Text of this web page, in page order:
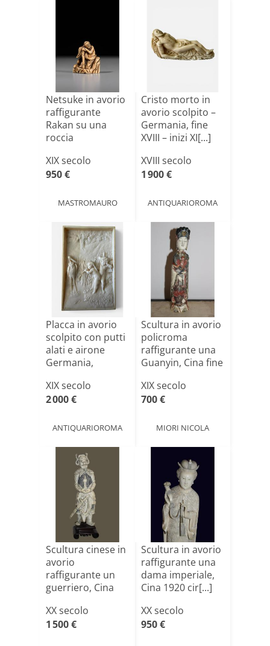
Netsuke in avorio
raffigurante
Rakan su una
roccia
XIX secolo
950 €
MASTROMAURO
Cristo morto in
avorio scolpito –
Germania, fine
XVIII – inizi XI[...]
XVIII secolo
1 900 €
ANTIQUARIOROMA
Placca in avorio
scolpito con putti
alati e airone
Germania,
XIX secolo
2 000 €
ANTIQUARIOROMA
Scultura in avorio
policroma
raffigurante una
Guanyin, Cina fine
XIX secolo
700 €
MIORI NICOLA
Scultura cinese in
avorio
raffigurante un
guerriero, Cina
XX secolo
1 500 €
Scultura in avorio
raffigurante una
dama imperiale,
Cina 1920 cir[...]
XX secolo
950 €